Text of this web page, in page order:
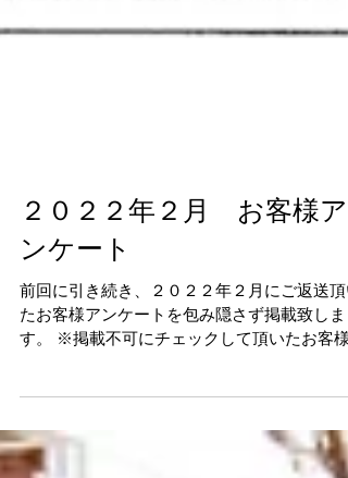
２０２２年２月 お客様ア
ンケート
たお客様アンケートを包み隠さず掲載致しま
除く。 アンケートご協力頂いた皆様、お忙し
中本当にありがとうございました。 皆様から